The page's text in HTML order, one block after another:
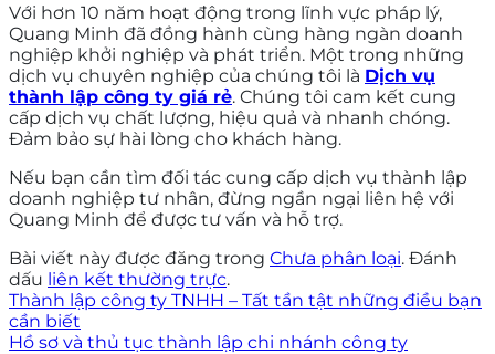
Với hơn 10 năm hoạt động trong lĩnh vực pháp lý,
Quang Minh đã đồng hành cùng hàng ngàn doanh
nghiệp khởi nghiệp và phát triển. Một trong những
dịch vụ chuyên nghiệp của chúng tôi là Dịch vụ
thành lập công ty giá rẻ. Chúng tôi cam kết cung
cấp dịch vụ chất lượng, hiệu quả và nhanh chóng.
Đảm bảo sự hài lòng cho khách hàng.
Nếu bạn cần tìm đối tác cung cấp dịch vụ thành lập
doanh nghiệp tư nhân, đừng ngần ngại liên hệ với
Quang Minh để được tư vấn và hỗ trợ.
Bài viết này được đăng trong Chưa phân loại. Đánh
dấu liên kết thường trực.
Thành lập công ty TNHH – Tất tần tật những điều bạn
cần biết
Hồ sơ và thủ tục thành lập chi nhánh công ty